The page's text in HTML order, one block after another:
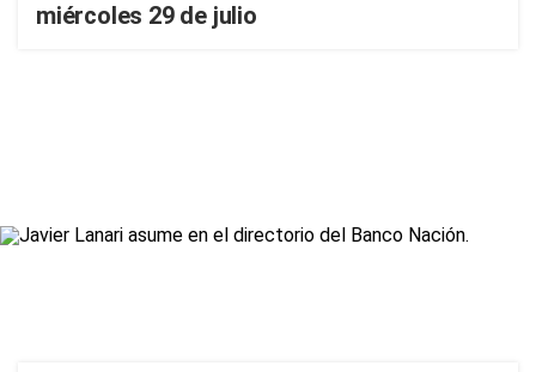
miércoles 29 de julio